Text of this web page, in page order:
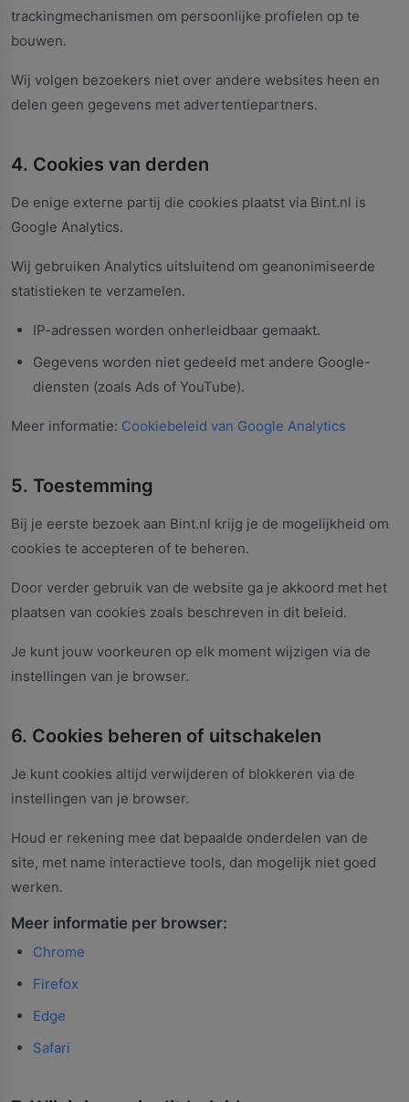
trackingmechanismen om persoonlijke profielen op te
bouwen.
Wij volgen bezoekers niet over andere websites heen en
delen geen gegevens met advertentiepartners.
4. Cookies van derden
De enige externe partij die cookies plaatst via Bint.nl is
Google Analytics.
Wij gebruiken Analytics uitsluitend om geanonimiseerde
statistieken te verzamelen.
IP-adressen worden onherleidbaar gemaakt.
Gegevens worden niet gedeeld met andere Google-
diensten (zoals Ads of YouTube).
Meer informatie: Cookiebeleid van Google Analytics
5. Toestemming
Bij je eerste bezoek aan Bint.nl krijg je de mogelijkheid om
cookies te accepteren of te beheren.
Door verder gebruik van de website ga je akkoord met het
plaatsen van cookies zoals beschreven in dit beleid.
Je kunt jouw voorkeuren op elk moment wijzigen via de
instellingen van je browser.
6. Cookies beheren of uitschakelen
Je kunt cookies altijd verwijderen of blokkeren via de
instellingen van je browser.
Houd er rekening mee dat bepaalde onderdelen van de
site, met name interactieve tools, dan mogelijk niet goed
werken.
Meer informatie per browser:
Chrome
Firefox
Edge
Safari